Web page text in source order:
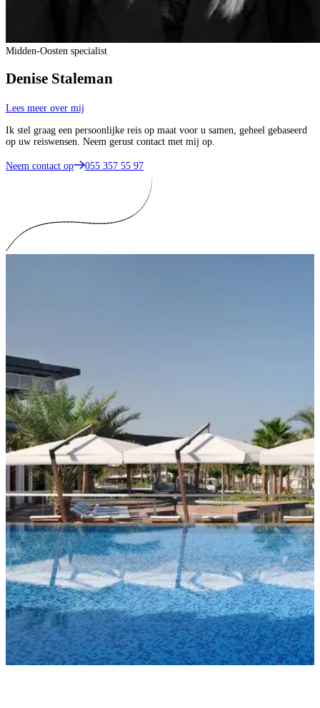
Midden-Oosten specialist
Denise Staleman
Lees meer over mij
Ik stel graag een persoonlijke reis op maat voor u samen, geheel gebaseerd
op uw reiswensen. Neem gerust contact met mij op.
Neem contact op 055 357 55 97